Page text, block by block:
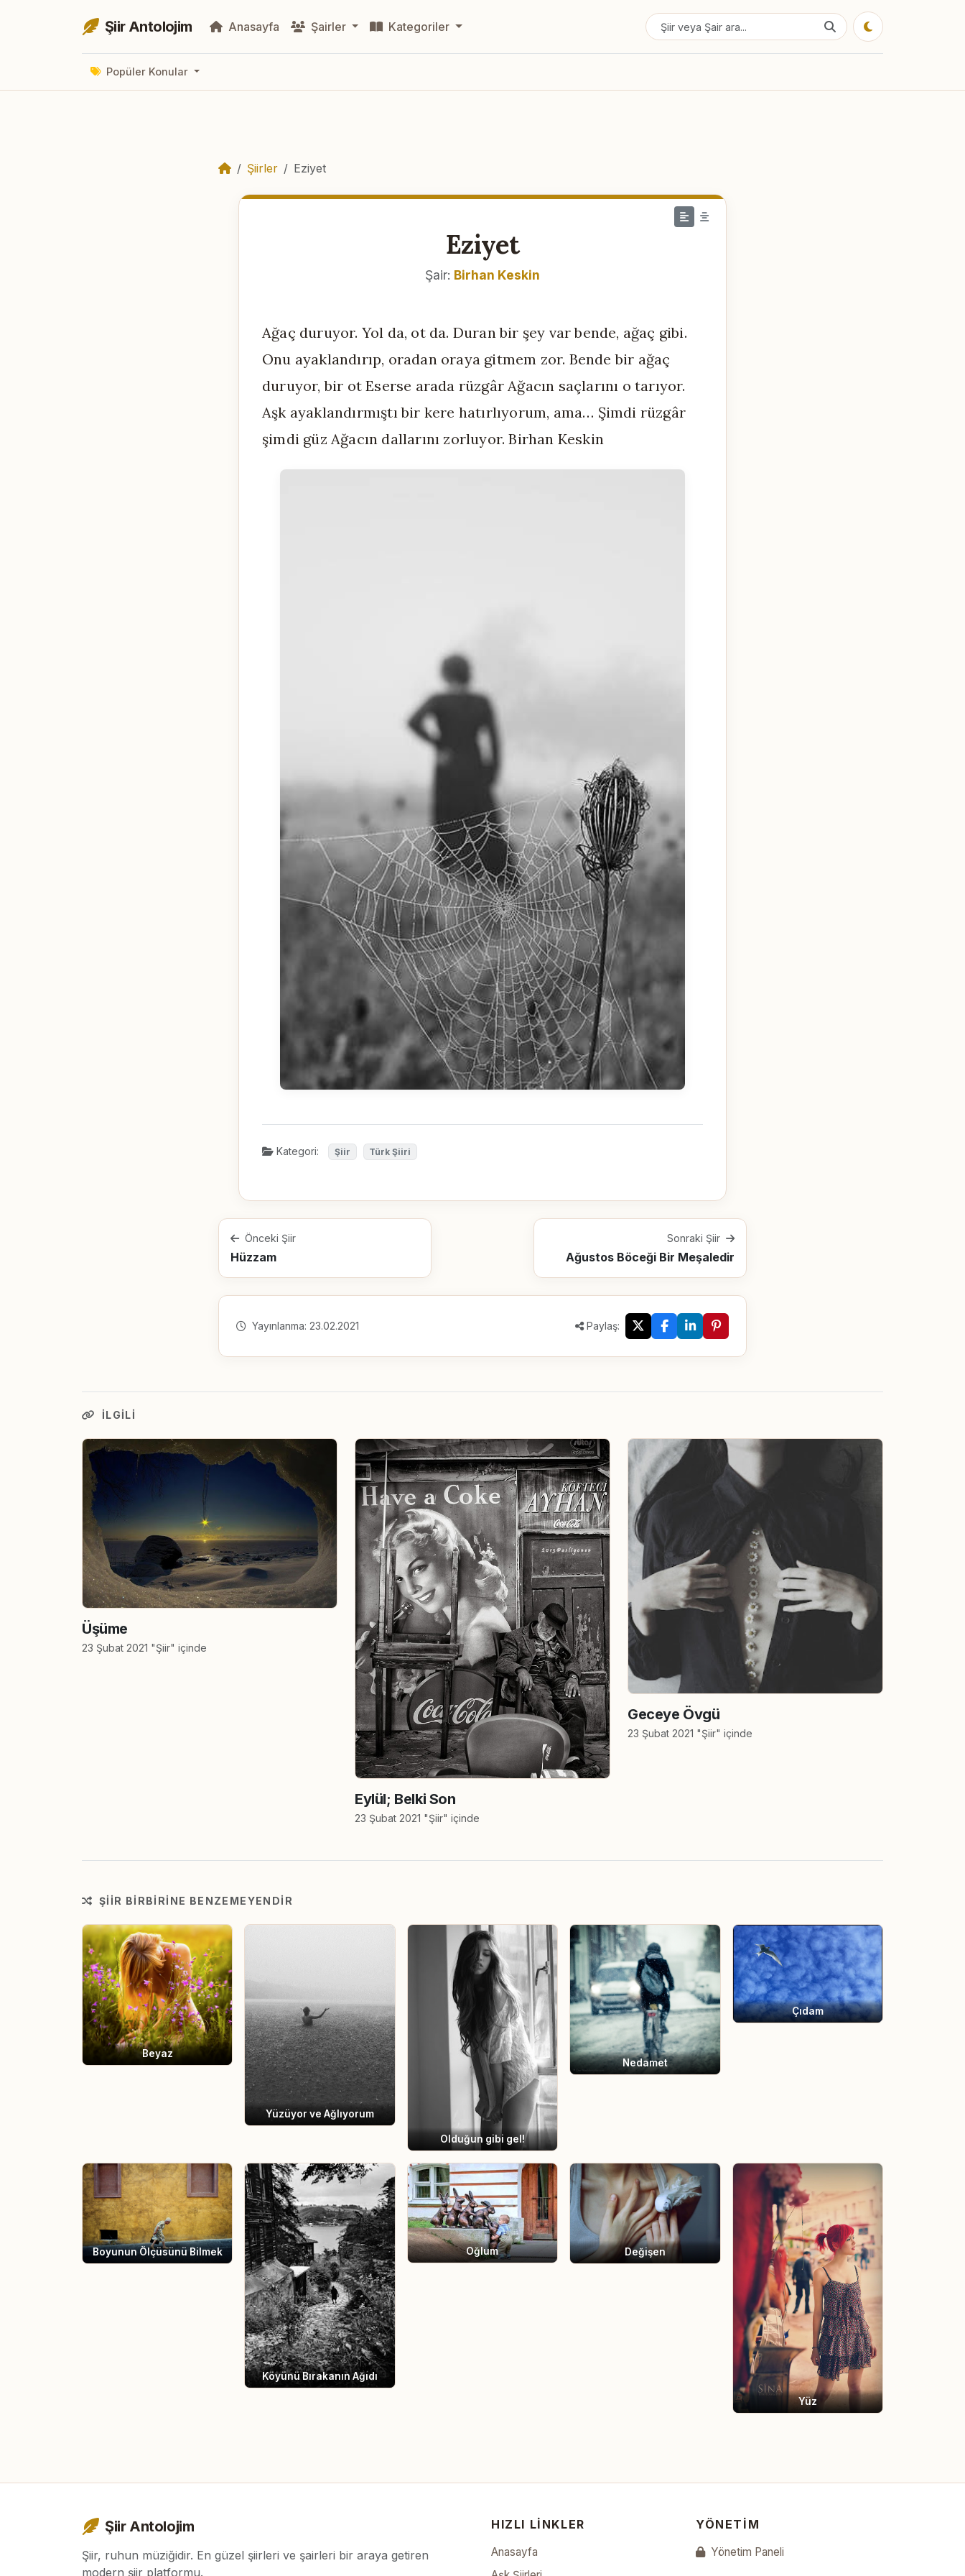
Şiir Antolojim Anasayfa Şairler Kategoriler
Popüler Konular
Şiirler Eziyet
Eziyet
Şair: Birhan Keskin
Ağaç duruyor. Yol da, ot da. Duran bir şey var bende, ağaç gibi.
Onu ayaklandırıp, oradan oraya gitmem zor. Bende bir ağaç
duruyor, bir ot Eserse arada rüzgâr Ağacın saçlarını o tarıyor.
Aşk ayaklandırmıştı bir kere hatırlıyorum, ama… Şimdi rüzgâr
şimdi güz Ağacın dallarını zorluyor. Birhan Keskin
Kategori: Şiir Türk Şiiri
Önceki Şiir
Hüzzam
Sonraki Şiir
Ağustos Böceği Bir Meşaledir
Yayınlanma: 23.02.2021 Paylaş:
İLGILI
Üşüme
23 Şubat 2021 "Şiir" içinde
Eylül; Belki Son
23 Şubat 2021 "Şiir" içinde
Geceye Övgü
23 Şubat 2021 "Şiir" içinde
ŞIIR BIRBIRINE BENZEMEYENDIR
Beyaz
Yüzüyor ve Ağlıyorum
Olduğun gibi gel!
Nedamet
Çıdam
Boyunun Ölçüsünü Bilmek
Köyünü Bırakanın Ağıdı
Oğlum Değişen
Yüz
Şiir Antolojim
Şiir, ruhun müziğidir. En güzel şiirleri ve şairleri bir araya getiren
modern şiir platformu.
HIZLI LINKLER
Anasayfa
YÖNETIM
Yönetim Paneli